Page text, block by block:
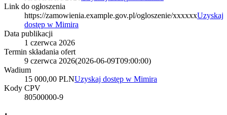
Link do ogłoszenia
https://zamowienia.example.gov.pl/ogloszenie/xxxxxxUzyskaj
dostęp w Mimira
Data publikacji
1 czerwca 2026
Termin składania ofert
9 czerwca 2026(2026-06-09T09:00:00)
Wadium
15 000,00 PLNUzyskaj dostęp w Mimira
Kody CPV
80500000-9